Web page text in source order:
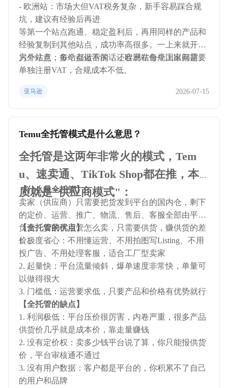
- 欧洲站：市场大但VAT税务复杂，新手容易踩合规
坑，建议有经验后再进
等第一个站点跑通、稳定盈利后，再用同样的产品和
经验复制到其他站点，成功率高很多。一上来就开五
六个站点，每个都做不深，还容易在合规上出问题。
另外注意：多站点运营的话，欧洲站每个国家都需要
单独注册VAT，合规成本不低。
亚马逊 2026-07-15
Temu全托管模式是什么意思？
全托管是这两年非常火的模式，Tem
u、速卖通、TikTok Shop都在推，本
质就是"供应商模式"：
【什么是全托管】
卖家（供应商）只需要把货发到平台的国内仓，剩下
的定价、运营、推广、物流、售后、客服全部由平台
负责。卖家不用管怎么卖，只需要供货，赚供货的差
价。
【全托管的优点】
1. 极度省心：不用懂运营、不用拍图写Listing、不用
投广告、不用处理客服，适合工厂型卖家
2. 起量快：平台流量倾斜，爆单速度非常快，单量可
以做得很大
3. 门槛低：运营要求低，只要产品和价格有优势就行
【全托管的缺点】
1. 利润极低：平台压价很厉害，内卷严重，很多产品
供货价几乎就是成本价，靠走量赚钱
2. 没有定价权：卖多少钱平台说了算，你只能报供货
价，平台审核通不通过
3. 没有用户数据：客户都是平台的，你积累不了自己
的用户和品牌